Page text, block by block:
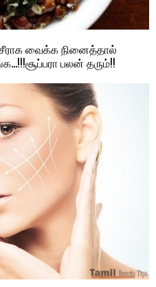
வைக்க நினைத்தால்
பலன் தரும்!!